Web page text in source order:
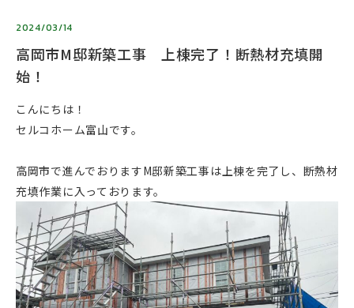
2024/03/14
高岡市M邸新築工事 上棟完了！断熱材充填開
始！
こんにちは！
セルコホーム富山です。
高岡市で進んでおりますM邸新築工事は上棟を完了し、断熱材
充填作業に入っております。